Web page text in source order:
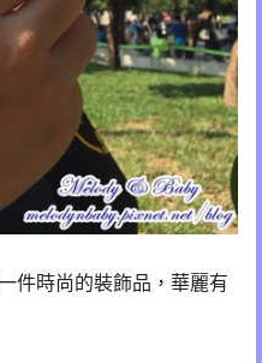
件時尚的裝飾品， 華麗有